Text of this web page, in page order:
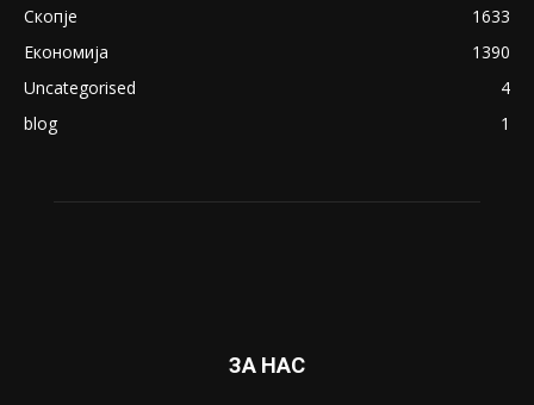
Скопје
1633
Економија
1390
Uncategorised
4
blog
1
ЗА НАС